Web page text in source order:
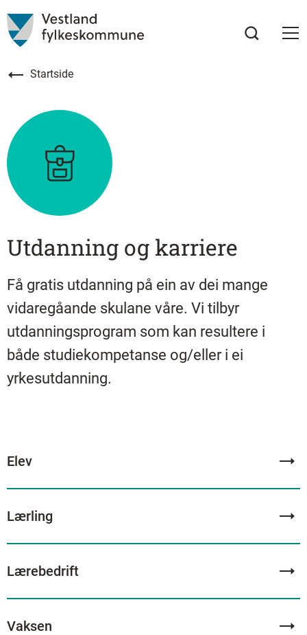
Startside
Utdanning og karriere
Få gratis utdanning på ein av dei mange
vidaregåande skulane våre. Vi tilbyr
utdanningsprogram som kan resultere i
både studiekompetanse og/eller i ei
yrkesutdanning.
Elev
Lærling
Lærebedrift
Vaksen